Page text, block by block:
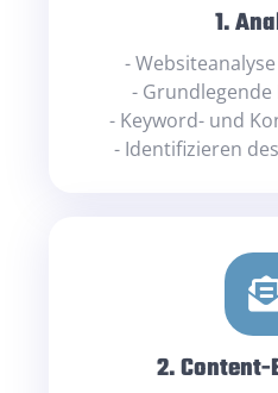
1.
-
- Grundlegende
- Keyword- und
- Identifizieren
2.